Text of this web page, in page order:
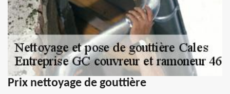
Prix nettoyage de gouttière